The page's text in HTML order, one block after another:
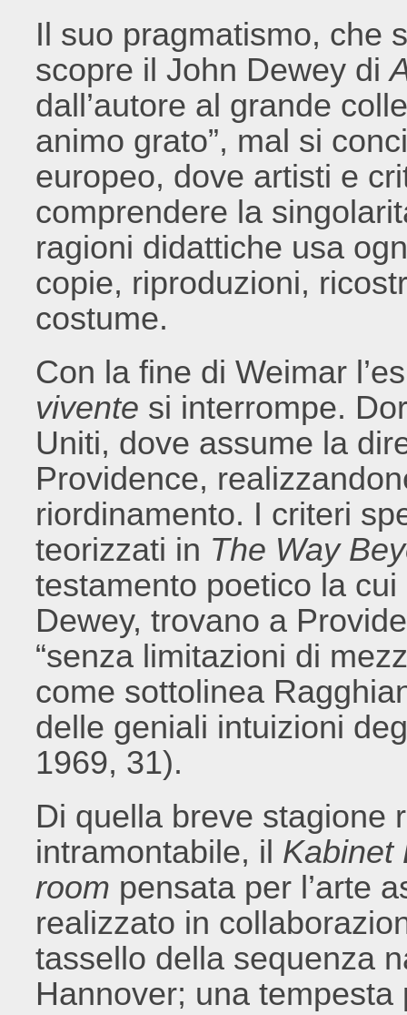
Il suo pragmatismo, che
scopre il John Dewey di
dall’autore al grande
animo grato”, mal si
europeo, dove artisti e
comprendere la
ragioni didattiche usa
copie, riproduzioni,
costume.
Con la fine di Weimar
vivente si interrompe.
Uniti, dove assume la
Providence,
riordinamento. I criteri
teorizzati in The Way
testamento poetico la cui
Dewey, trovano a
“senza limitazioni di
come sottolinea
delle geniali intuizioni
1969, 31).
Di quella breve stagione
intramontabile, il Kabinet
room pensata per l’arte
realizzato in
tassello della sequenza
Hannover; una